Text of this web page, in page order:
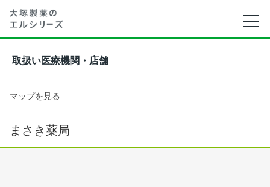
取扱い医療機関・店舗
マップを見る
まさき薬局